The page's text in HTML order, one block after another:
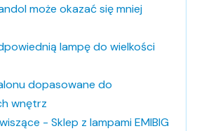
może okazać się mniej
lampę do wielkości
dopasowane do
wnętrz
- Sklep z lampami EMIBIG